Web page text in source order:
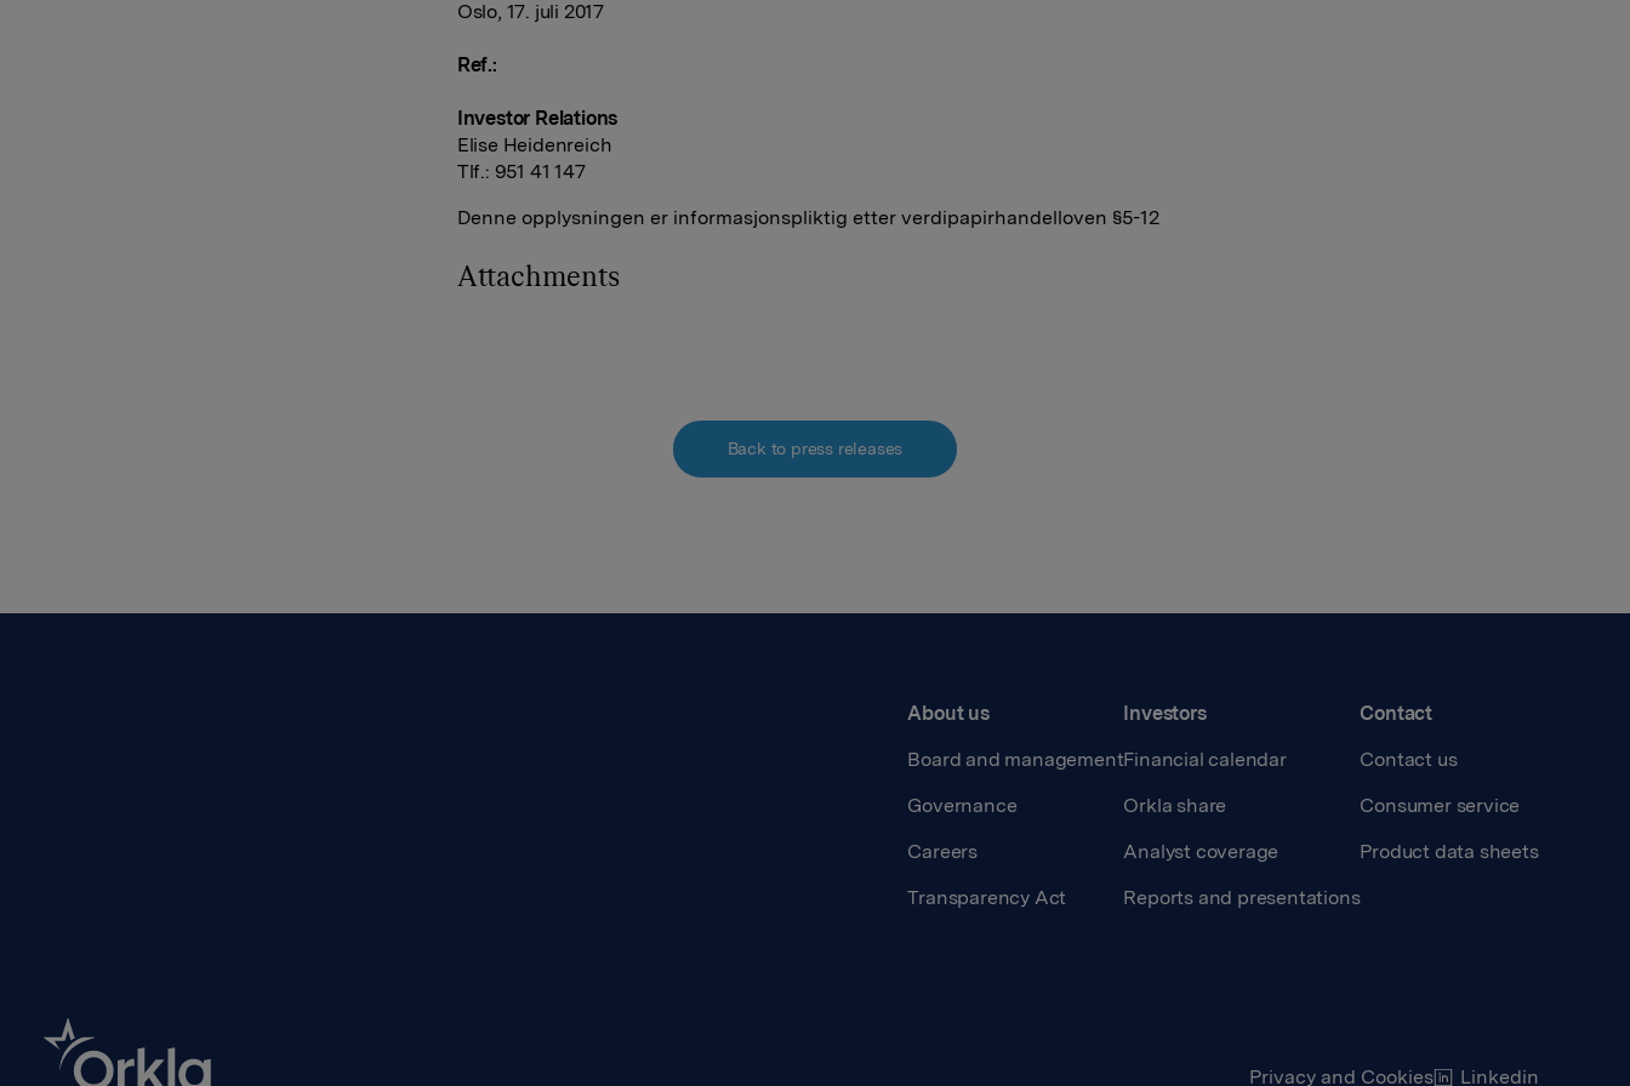
Oslo, 17. juli 2017
Ref.:
Investor Relations
Elise Heidenreich
Tlf.: 951 41 147
Denne opplysningen er informasjonspliktig etter verdipapirhandelloven §5-12
Attachments
Back to press releases
About us
Board and management
Governance
Careers
Transparency Act
Investors
Financial calendar
Orkla share
Analyst coverage
Reports and presentations
Contact
Contact us
Consumer service
Product data sheets
Privacy and Cookies Linkedin